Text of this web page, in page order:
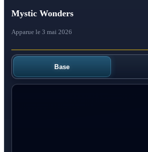
Mystic Wonders
Apparue le 3 mai 2026
Base